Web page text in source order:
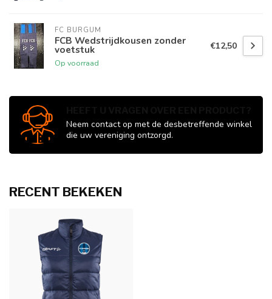
FC BURGUM
FCB Wedstrijdkousen zonder
voetstuk
Op voorraad
€12,50
Neem contact op met de desbetreffende winkel
die uw vereniging ontzorgd.
RECENT BEKEKEN